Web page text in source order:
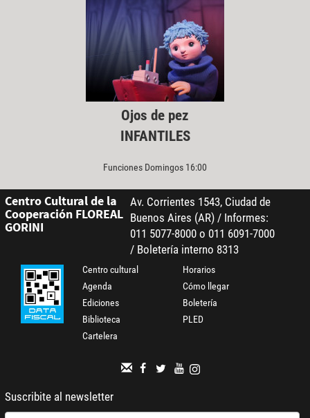
Ojos de pez
INFANTILES
Funciones Domingos 16:00
Centro Cultural de la
Cooperación FLOREAL
GORINI
Av. Corrientes 1543, Ciudad de
Buenos Aires (AR) / Informes:
011 5077-8000 o 011 6091-7000
/ Boletería interno 8313
Centro cultural
Agenda
Ediciones
Biblioteca
Cartelera
Horarios
Cómo llegar
Boletería
PLED
Suscribite al newsletter